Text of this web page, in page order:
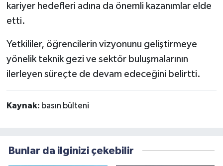
kariyer hedefleri adına da önemli kazanımlar elde
etti.
Yetkililer, öğrencilerin vizyonunu geliştirmeye
yönelik teknik gezi ve sektör buluşmalarının
ilerleyen süreçte de devam edeceğini belirtti.
Kaynak: basın bülteni
Bunlar da ilginizi çekebilir